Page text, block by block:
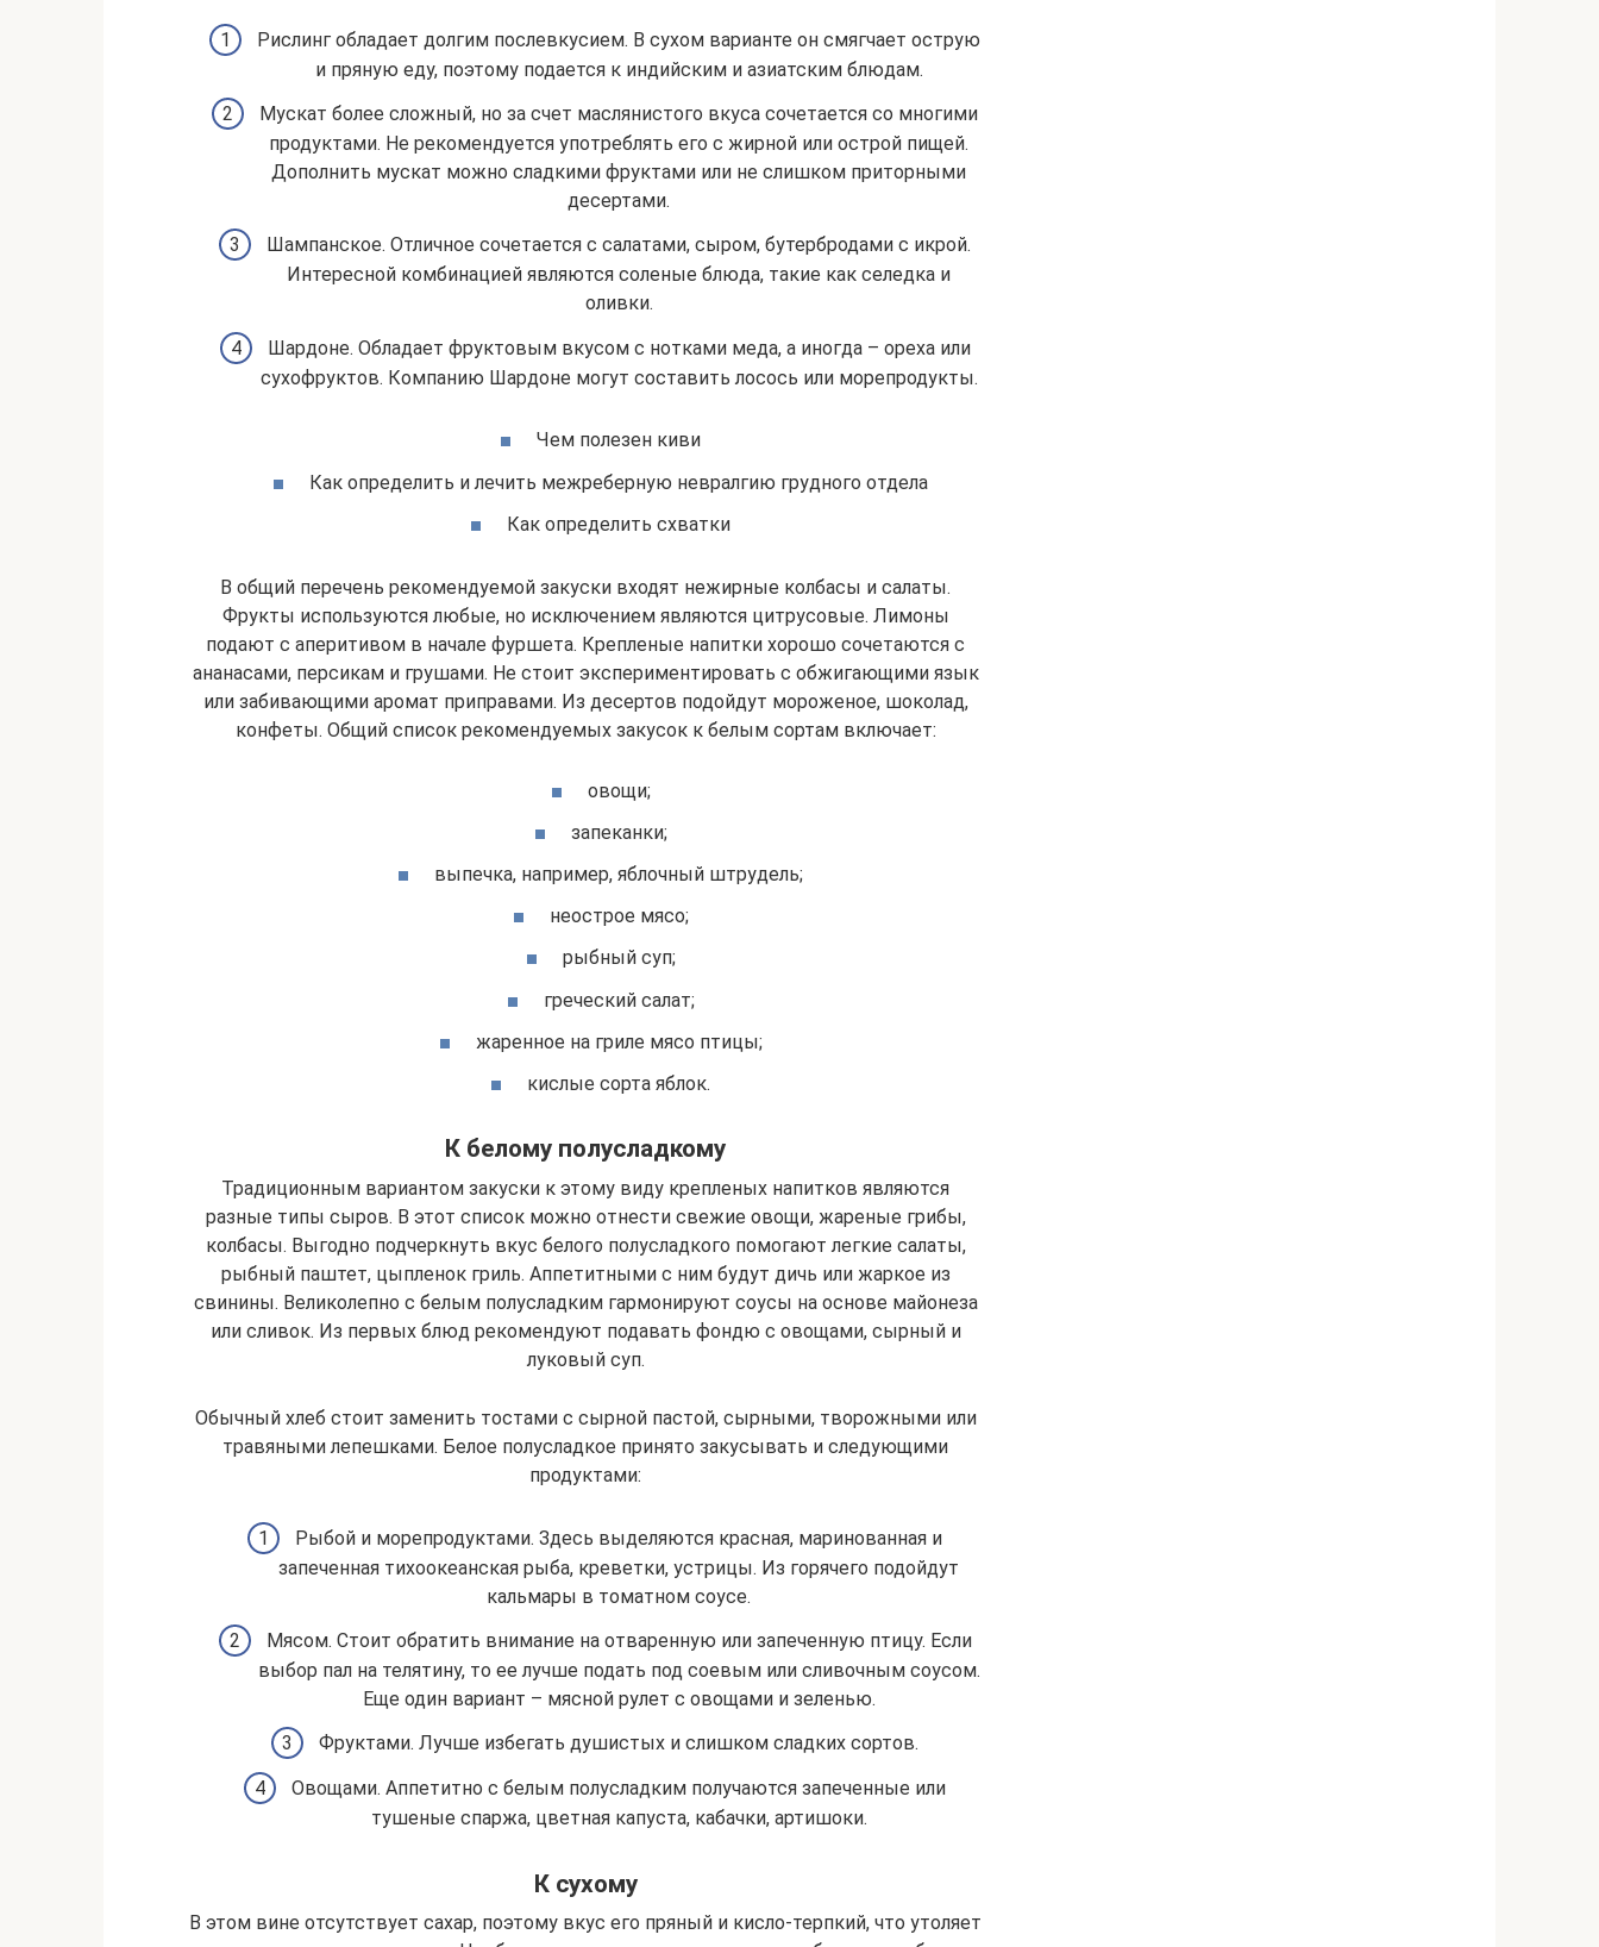
Рислинг обладает долгим послевкусием. В сухом варианте он смягчает острую
и пряную еду, поэтому подается к индийским и азиатским блюдам.
Мускат более сложный, но за счет маслянистого вкуса сочетается со многими
продуктами. Не рекомендуется употреблять его с жирной или острой пищей.
Дополнить мускат можно сладкими фруктами или не слишком приторными
десертами.
Шампанское. Отличное сочетается с салатами, сыром, бутербродами с икрой.
Интересной комбинацией являются соленые блюда, такие как селедка и
оливки.
Шардоне. Обладает фруктовым вкусом с нотками меда, а иногда – ореха или
сухофруктов. Компанию Шардоне могут составить лосось или морепродукты.
Чем полезен киви
Как определить и лечить межреберную невралгию грудного отдела
Как определить схватки
В общий перечень рекомендуемой закуски входят нежирные колбасы и салаты.
Фрукты используются любые, но исключением являются цитрусовые. Лимоны
подают с аперитивом в начале фуршета. Крепленые напитки хорошо сочетаются с
ананасами, персикам и грушами. Не стоит экспериментировать с обжигающими язык
или забивающими аромат приправами. Из десертов подойдут мороженое, шоколад,
конфеты. Общий список рекомендуемых закусок к белым сортам включает:
овощи;
запеканки;
выпечка, например, яблочный штрудель;
неострое мясо;
рыбный суп;
греческий салат;
жаренное на гриле мясо птицы;
кислые сорта яблок.
К белому полусладкому
Традиционным вариантом закуски к этому виду крепленых напитков являются
разные типы сыров. В этот список можно отнести свежие овощи, жареные грибы,
колбасы. Выгодно подчеркнуть вкус белого полусладкого помогают легкие салаты,
рыбный паштет, цыпленок гриль. Аппетитными с ним будут дичь или жаркое из
свинины. Великолепно с белым полусладким гармонируют соусы на основе майонеза
или сливок. Из первых блюд рекомендуют подавать фондю с овощами, сырный и
луковый суп.
Обычный хлеб стоит заменить тостами с сырной пастой, сырными, творожными или
травяными лепешками. Белое полусладкое принято закусывать и следующими
продуктами:
Рыбой и морепродуктами. Здесь выделяются красная, маринованная и
запеченная тихоокеанская рыба, креветки, устрицы. Из горячего подойдут
кальмары в томатном соусе.
Мясом. Стоит обратить внимание на отваренную или запеченную птицу. Если
выбор пал на телятину, то ее лучше подать под соевым или сливочным соусом.
Еще один вариант – мясной рулет с овощами и зеленью.
Фруктами. Лучше избегать душистых и слишком сладких сортов.
Овощами. Аппетитно с белым полусладким получаются запеченные или
тушеные спаржа, цветная капуста, кабачки, артишоки.
К сухому
В этом вине отсутствует сахар, поэтому вкус его пряный и кисло-терпкий, что утоляет